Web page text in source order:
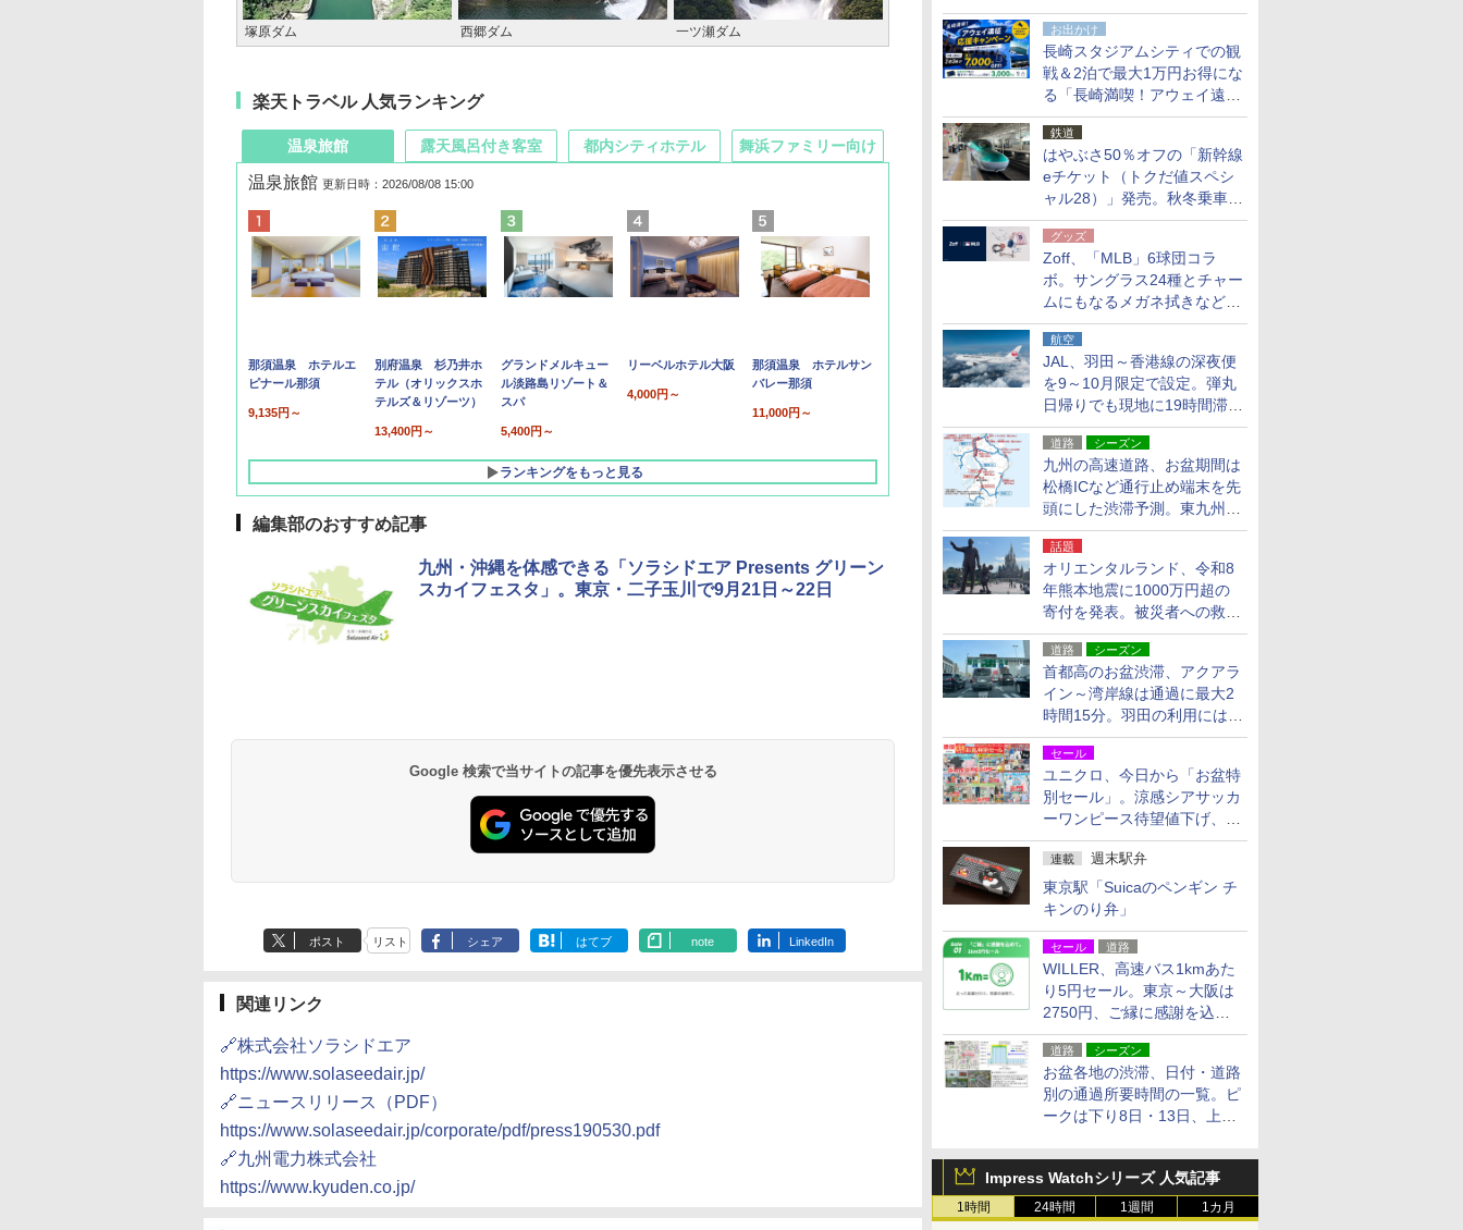
お出かけ
長崎スタジアムシティでの観
戦＆2泊で最大1万円お得にな
る「長崎満喫！アウェイ遠征
応援キャンペーン」
鉄道
はやぶさ50％オフの「新幹線
eチケット（トクだ値スペシ
ャル28）」発売。秋冬乗車
分、えきねっと限定
グッズ
Zoff、「MLB」6球団コラ
ボ。サングラス24種とチャー
ムにもなるメガネ拭きなど雑
貨24種
航空
JAL、羽田～香港線の深夜便
を9～10月限定で設定。弾丸
日帰りでも現地に19時間滞在
できる
道路 シーズン
九州の高速道路、お盆期間は
松橋ICなど通行止め端末を先
頭にした渋滞予測。東九州道
への迂回は料金調整を実施
話題
オリエンタルランド、令和8
年熊本地震に1000万円超の
寄付を発表。被災者への救援
活動・復旧支援
道路 シーズン
首都高のお盆渋滞、アクアラ
イン～湾岸線は通過に最大2
時間15分。羽田の利用には
「空港西出口」の利用検討を
セール
ユニクロ、今日から「お盆特
別セール」。涼感シアサッカ
ーワンピース待望値下げ、撥
水ギアショーツは1990円に
連載 週末駅弁
東京駅「Suicaのペンギン チ
キンのり弁」
セール 道路
WILLER、高速バス1kmあた
り5円セール。東京～大阪は
2750円、ご縁に感謝を込め
た20周年記念キャンペーン
道路 シーズン
お盆各地の渋滞、日付・道路
別の通過所要時間の一覧。ピ
ークは下り8日・13日、上り
Impress Watchシリーズ 人気記事
1時間 24時間 1週間 1カ月
塚原ダム 西郷ダム 一ツ瀬ダム
楽天トラベル 人気ランキング
温泉旅館
温泉旅館 更新日時：2026/08/08 15:00
那須温泉 ホテルエ
ピナール那須
9,135円～
別府温泉 杉乃井ホ
テル（オリックスホ
テルズ＆リゾーツ）
13,400円～
グランドメルキュー
ル淡路島リゾート＆
スパ
5,400円～
リーベルホテル大阪
4,000円～
那須温泉 ホテルサン
バレー那須
11,000円～
ランキングをもっと見る
露天風呂付き客室
10,450円～
19,541円～
都内シティホテル 舞浜ファミリー向け
7,950円～
5,758円～
編集部のおすすめ記事
九州・沖縄を体感できる「ソラシドエア Presents グリーン
スカイフェスタ」。東京・二子玉川で9月21日～22日
Google 検索で当サイトの記事を優先表示させる
ポスト リスト シェア はてブ note LinkedIn
関連リンク
🔗株式会社ソラシドエア
https://www.solaseedair.jp/
🔗ニュースリリース（PDF）
https://www.solaseedair.jp/corporate/pdf/press190530.pdf
🔗九州電力株式会社
https://www.kyuden.co.jp/